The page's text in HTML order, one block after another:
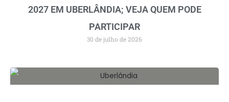
2027 EM UBERLÂNDIA; VEJA QUEM PODE
PARTICIPAR
30 de julho de 2026